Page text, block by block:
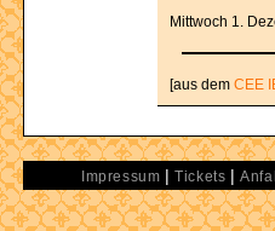
Mittwoch 1.
[aus dem CEE
Impressum | Tickets |